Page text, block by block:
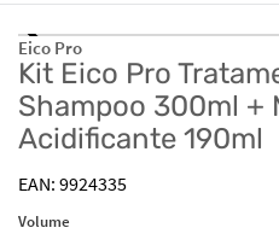
Eico Pro
Kit Eico Pro
Shampoo 300ml +
Acidificante 190ml
9924335
Volume